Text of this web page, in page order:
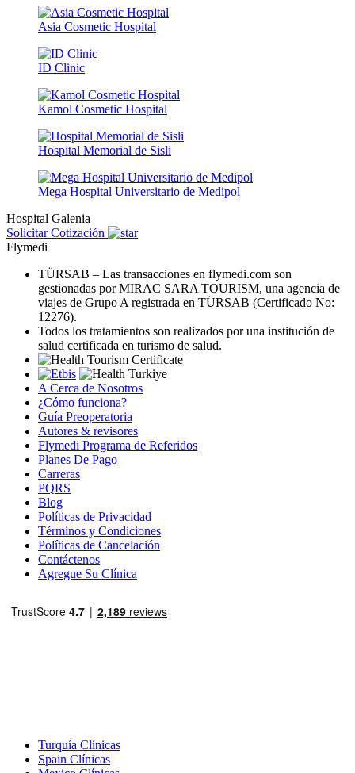
Asia Cosmetic Hospital
ID Clinic
Kamol Cosmetic Hospital
Hospital Memorial de Sisli
Mega Hospital Universitario de Medipol
Hospital Galenia
Solicitar Cotización
Flymedi
TÜRSAB – Las transacciones en flymedi.com son
gestionadas por MIRAC SARA TOURISM, una agencia de
viajes de Grupo A registrada en TÜRSAB (Certificado No:
12276).
Todos los tratamientos son realizados por una institución de
salud certificada en turismo de salud.
A Cerca de Nosotros
¿Cómo funciona?
Guía Preoperatoria
Autores & revisores
Flymedi Programa de Referidos
Planes De Pago
Carreras
PQRS
Blog
Políticas de Privacidad
Términos y Condiciones
Políticas de Cancelación
Contáctenos
Agregue Su Clínica
Turquía Clínicas
Spain Clínicas